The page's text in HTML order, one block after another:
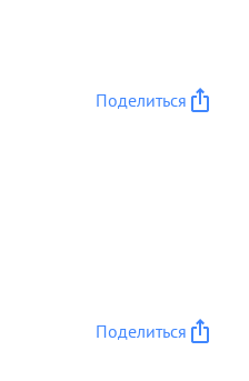
Поделиться
Поделиться